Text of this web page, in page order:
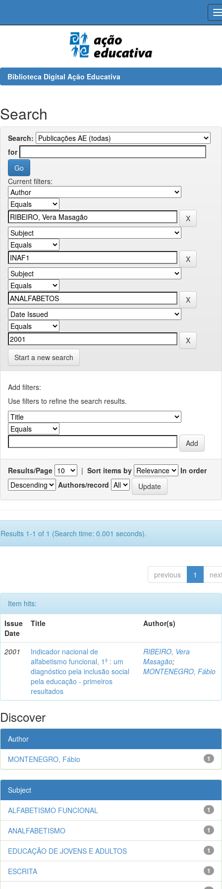
Biblioteca Digital Ação Educativa
Search
Search:
for
Current filters:
Start a new search
Add filters:
Use filters to refine the search results.
Results/Page | Sort items by
In order
Authors/record
Results 1-1 of 1 (Search time: 0.001 seconds).
previous 1
Item hits:
Issue
Date
Title Author(s)
2001
Indicador nacional de
alfabetismo funcional, 1º : um
diagnóstico pela inclusão social
pela educação - primeiros
resultados
RIBEIRO, Vera
Masagão;
MONTENEGRO, Fábio
Discover
Author
1
MONTENEGRO, Fábio
Subject
1
ALFABETISMO FUNCIONAL
1
ANALFABETISMO
1
EDUCAÇÃO DE JOVENS E ADULTOS
1
ESCRITA